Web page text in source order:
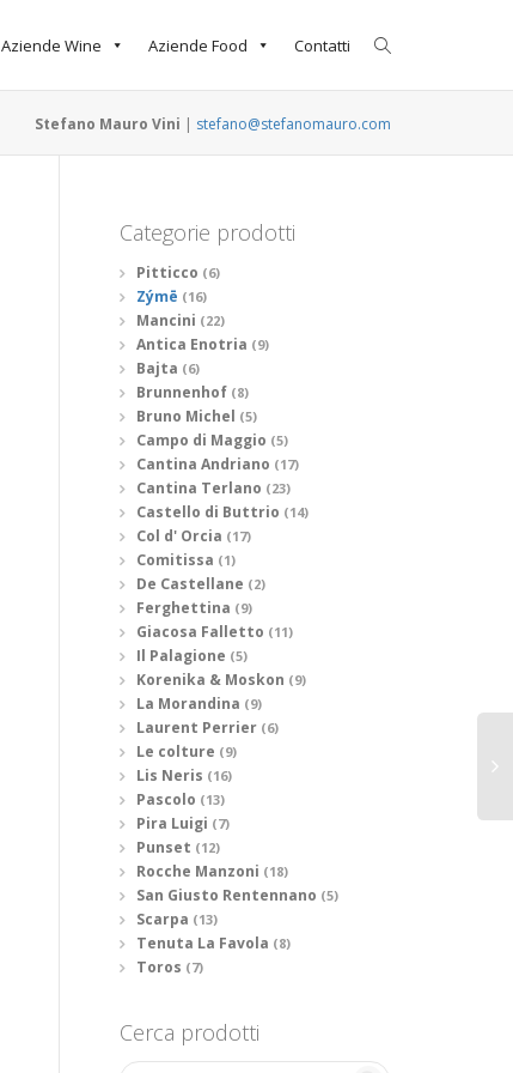
Aziende Wine Aziende Food Contatti
Stefano Mauro Vini | stefano@stefanomauro.com
Categorie prodotti
Pitticco (6)
Zýmē (16)
Mancini (22)
Antica Enotria (9)
Bajta (6)
Brunnenhof (8)
Bruno Michel (5)
Campo di Maggio (5)
Cantina Andriano (17)
Cantina Terlano (23)
Castello di Buttrio (14)
Col d' Orcia (17)
Comitissa (1)
De Castellane (2)
Ferghettina (9)
Giacosa Falletto (11)
Il Palagione (5)
Korenika & Moskon (9)
La Morandina (9)
Laurent Perrier (6)
Le colture (9)
Lis Neris (16)
Pascolo (13)
Pira Luigi (7)
Punset (12)
Rocche Manzoni (18)
San Giusto Rentennano (5)
Scarpa (13)
Tenuta La Favola (8)
Toros (7)
Cerca prodotti